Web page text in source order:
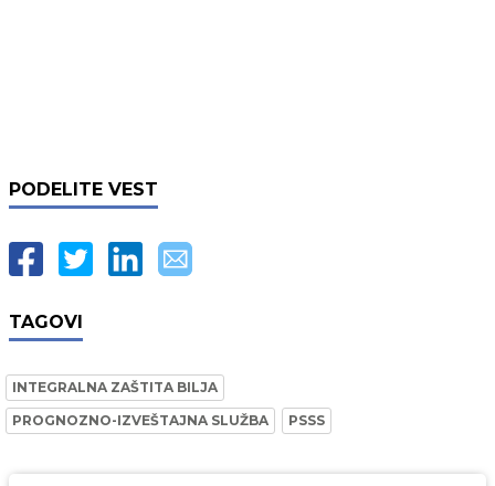
PODELITE VEST
TAGOVI
INTEGRALNA ZAŠTITA BILJA
PROGNOZNO-IZVEŠTAJNA SLUŽBA
PSSS